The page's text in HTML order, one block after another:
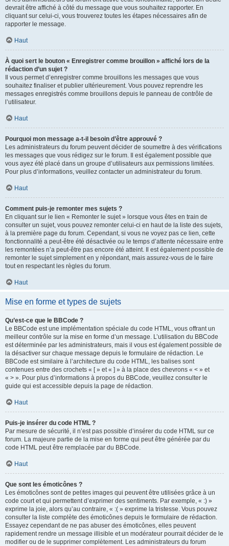
devrait être affiché à côté du message que vous souhaitez rapporter. En
cliquant sur celui-ci, vous trouverez toutes les étapes nécessaires afin de
rapporter le message.
Haut
À quoi sert le bouton « Enregistrer comme brouillon » affiché lors de la
rédaction d’un sujet ?
Il vous permet d’enregistrer comme brouillons les messages que vous
souhaitez finaliser et publier ultérieurement. Vous pouvez reprendre les
messages enregistrés comme brouillons depuis le panneau de contrôle de
l’utilisateur.
Haut
Pourquoi mon message a-t-il besoin d’être approuvé ?
Les administrateurs du forum peuvent décider de soumettre à des vérifications
les messages que vous rédigez sur le forum. Il est également possible que
vous ayez été placé dans un groupe d’utilisateurs aux permissions limitées.
Pour plus d’informations, veuillez contacter un administrateur du forum.
Haut
Comment puis-je remonter mes sujets ?
En cliquant sur le lien « Remonter le sujet » lorsque vous êtes en train de
consulter un sujet, vous pouvez remonter celui-ci en haut de la liste des sujets,
à la première page du forum. Cependant, si vous ne voyez pas ce lien, cette
fonctionnalité a peut-être été désactivée ou le temps d’attente nécessaire entre
les remontées n’a peut-être pas encore été atteint. Il est également possible de
remonter le sujet simplement en y répondant, mais assurez-vous de le faire
tout en respectant les règles du forum.
Haut
Mise en forme et types de sujets
Qu’est-ce que le BBCode ?
Le BBCode est une implémentation spéciale du code HTML, vous offrant un
meilleur contrôle sur la mise en forme d’un message. L’utilisation du BBCode
est déterminée par les administrateurs, mais il vous est également possible de
la désactiver sur chaque message depuis le formulaire de rédaction. Le
BBCode est similaire à l’architecture du code HTML, les balises sont
contenues entre des crochets « [ » et « ] » à la place des chevrons « < » et
« > ». Pour plus d’informations à propos du BBCode, veuillez consulter le
guide qui est accessible depuis la page de rédaction.
Haut
Puis-je insérer du code HTML ?
Par mesure de sécurité, il n’est pas possible d’insérer du code HTML sur ce
forum. La majeure partie de la mise en forme qui peut être générée par du
code HTML peut être remplacée par du BBCode.
Haut
Que sont les émoticônes ?
Les émoticônes sont de petites images qui peuvent être utilisées grâce à un
code court et qui permettent d’exprimer des sentiments. Par exemple, « :) »
exprime la joie, alors qu’au contraire, « :( » exprime la tristesse. Vous pouvez
consulter la liste complète des émoticônes depuis le formulaire de rédaction.
Essayez cependant de ne pas abuser des émoticônes, elles peuvent
rapidement rendre un message illisible et un modérateur pourrait décider de le
modifier ou de le supprimer complètement. Les administrateurs du forum